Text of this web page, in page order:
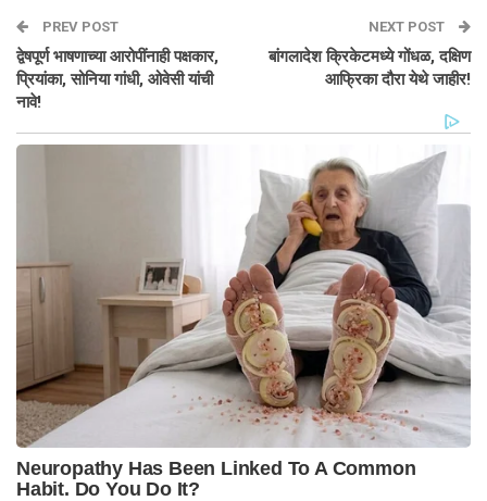
PREV POST
द्वेषपूर्ण भाषणाच्या आरोपींनाही पक्षकार,
प्रियांका, सोनिया गांधी, ओवेसी यांची
नावे!
NEXT POST
बांगलादेश क्रिकेटमध्ये गोंधळ, दक्षिण
आफ्रिका दौरा येथे जाहीर!